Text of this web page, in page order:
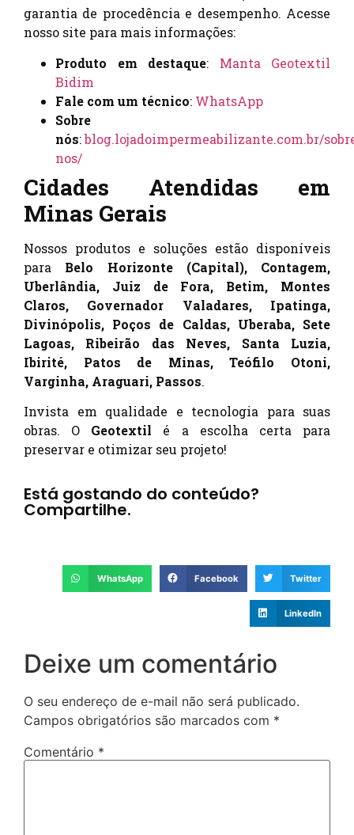
garantia de procedência e desempenho. Acesse
nosso site para mais informações:
Produto em destaque: Manta Geotextil
Bidim
Fale com um técnico: WhatsApp
Sobre
nós:blog.lojadoimpermeabilizante.com.br/
nos/
Cidades Atendidas em
Minas Gerais
Nossos produtos e soluções estão disponíveis
para Belo Horizonte (Capital), Contagem,
Uberlândia, Juiz de Fora, Betim, Montes
Claros, Governador Valadares, Ipatinga,
Divinópolis, Poços de Caldas, Uberaba, Sete
Lagoas, Ribeirão das Neves, Santa Luzia,
Ibirité, Patos de Minas, Teófilo Otoni,
Varginha, Araguari, Passos.
Invista em qualidade e tecnologia para suas
obras. O Geotextil é a escolha certa para
preservar e otimizar seu projeto!
Está gostando do conteúdo?
Compartilhe.
WhatsApp Facebook Twitter
LinkedIn
Deixe um comentário
O seu endereço de e-mail não será publicado.
Campos obrigatórios são marcados com *
Comentário *